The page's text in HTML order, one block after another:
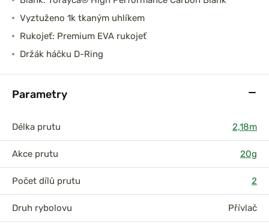
Vyztuženo 1k tkaným uhlíkem
Rukojeť: Premium EVA rukojeť
Držák háčku D-Ring
Parametry
Délka prutu 2,18m
Akce prutu 20g
Počet dílů prutu 2
Druh rybolovu Přívlač